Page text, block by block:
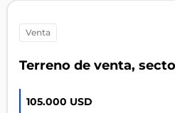
venta
Terreno de venta,
105.000 USD